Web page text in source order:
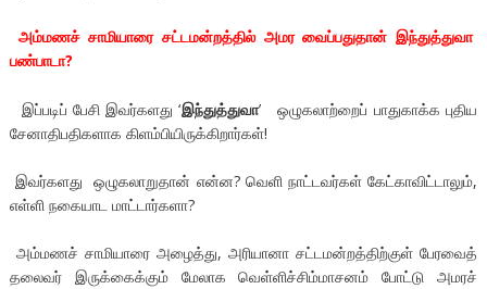
அம்மணச் சாமியாரை சட்டமன்றத்தில் அமர வைப்பதுதான் இந்துத்துவா
பண்பாடா?
இப்படிப் பேசி இவர்களது ‘இந்துத்துவா’ ஒழுகலாற்றைப் பாதுகாக்க புதிய
சேனாதிபதிகளாக கிளம்பியிருக்கிறார்கள்!
இவர்களது ஒழுகலாறுதான் என்ன? வெளி நாட்டவர்கள் கேட்காவிட்டாலும்,
எள்ளி நகையாட மாட்டார்களா?
அம்மணச் சாமியாரை அழைத்து, அரியானா சட்டமன்றத்திற்குள் பேரவைத்
தலைவர் இருக்கைக்கும் மேலாக வெள்ளிச்சிம்மாசனம் போட்டு அமரச்